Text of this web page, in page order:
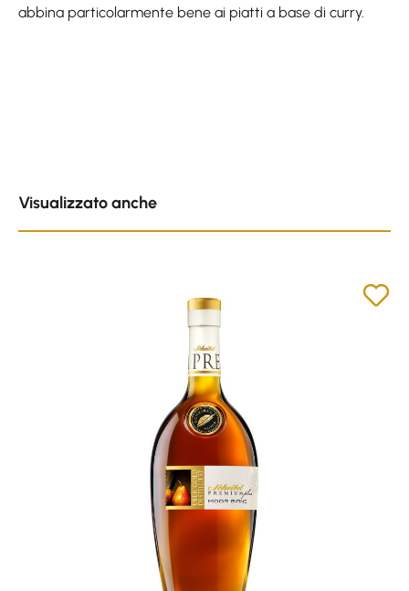
abbina particolarmente bene ai piatti a base di curry.
Visualizzato anche